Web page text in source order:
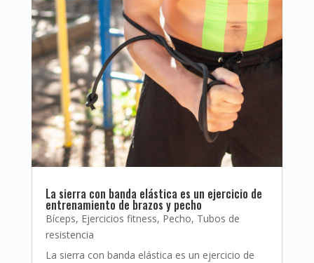
La sierra con banda elástica es un ejercicio de
entrenamiento de brazos y pecho
Bíceps, Ejercicios fitness, Pecho, Tubos de
resistencia
La sierra con banda elástica es un ejercicio de